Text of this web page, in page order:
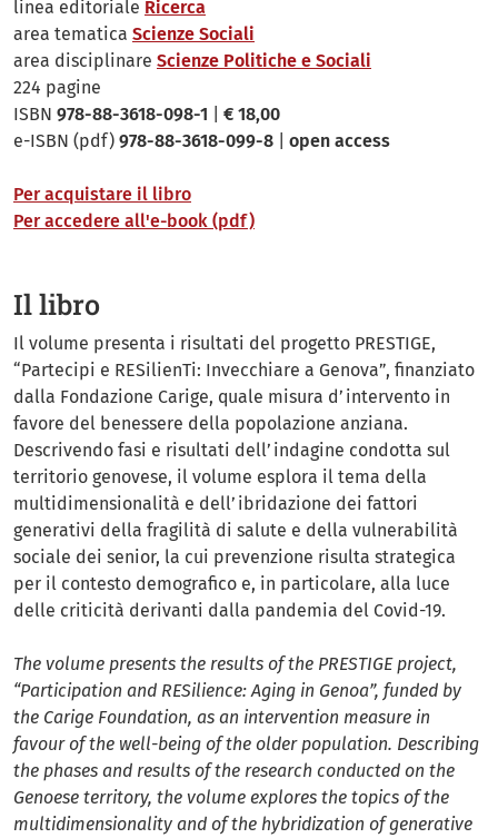
linea editoriale Ricerca
area tematica Scienze Sociali
area disciplinare Scienze Politiche e Sociali
224 pagine
ISBN 978-88-3618-098-1
€ 18,00
e-ISBN (pdf) 978-88-3618-099-8 open access
Per acquistare il libro
Per accedere all'e-book (pdf)
Il libro
Il volume presenta i risultati del progetto PRESTIGE,
“Partecipi e RESilienTi: Invecchiare a Genova”, finanziato
dalla Fondazione Carige, quale misura d’intervento in
favore del benessere della popolazione anziana.
Descrivendo fasi e risultati dell’indagine condotta sul
territorio genovese, il volume esplora il tema della
multidimensionalità e dell’ibridazione dei fattori
generativi della fragilità di salute e della vulnerabilità
sociale dei senior, la cui prevenzione risulta strategica
per il contesto demografico e, in particolare, alla luce
delle criticità derivanti dalla pandemia del Covid-19.
The volume presents the results of the PRESTIGE project,
“Participation and RESilience: Aging in Genoa”, funded by
the Carige Foundation, as an intervention measure in
favour of the well-being of the older population. Describing
the phases and results of the research conducted on the
Genoese territory, the volume explores the topics of the
multidimensionality and of the hybridization of generative